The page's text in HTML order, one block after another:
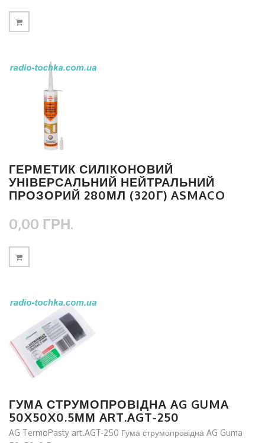
ГЕРМЕТИК СИЛІКОНОВИЙ
УНІВЕРСАЛЬНИЙ НЕЙТРАЛЬНИЙ
ПРОЗОРИЙ 280МЛ (320Г) ASMACO
0,00 ГРН.
ГУМА СТРУМОПРОВІДНА AG GUMA
50X50X0.5ММ ART.AGT-250
AG TermoPasty art.AGT-250 Гума струмопровідна AG Guma